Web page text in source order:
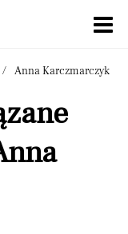
Anna Karczmarczyk